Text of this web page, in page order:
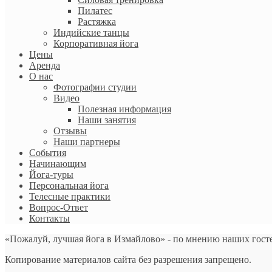
Пилатес
Растяжка
Индийские танцы
Корпоративная йога
Цены
Аренда
О нас
Фотографии студии
Видео
Полезная информация
Наши занятия
Отзывы
Наши партнеры
События
Начинающим
Йога-туры
Персональная йога
Телесные практики
Вопрос-Ответ
Контакты
«Пожалуй, лучшая йога в Измайлово» - по мнению наших
Копирование материалов сайта без разрешения запрещено.